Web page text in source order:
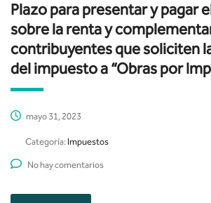
Plazo para presentar y pagar
sobre la renta y
contribuyentes que soliciten
del impuesto a “Obras por
mayo 31, 2023
Categoría: Impuestos
No hay comentarios